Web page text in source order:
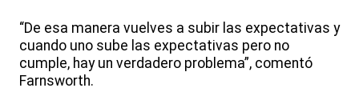
“De esa manera vuelves a subir las expectativas y
cuando uno sube las expectativas pero no
cumple, hay un verdadero problema”, comentó
Farnsworth.